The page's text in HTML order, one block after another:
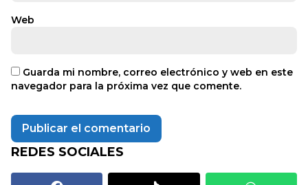
Web
Guarda mi nombre, correo electrónico y web en este
navegador para la próxima vez que comente.
REDES SOCIALES